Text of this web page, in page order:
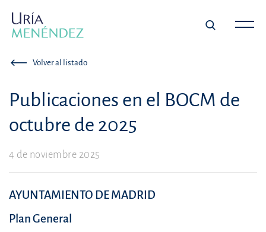
Volver al listado
Publicaciones en el BOCM de
octubre de 2025
4 de noviembre 2025
AYUNTAMIENTO DE MADRID
Plan General